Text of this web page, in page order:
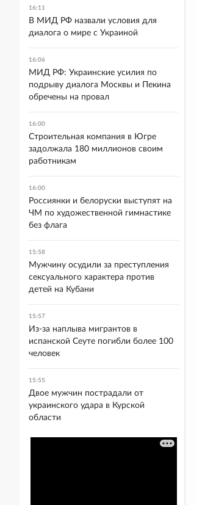
16:11
В МИД РФ назвали условия для
диалога о мире с Украиной
16:06
МИД РФ: Украинские усилия по
подрыву диалога Москвы и Пекина
обречены на провал
16:00
Строительная компания в Югре
задолжала 180 миллионов своим
работникам
16:00
Россиянки и белоруски выступят на
ЧМ по художественной гимнастике
без флага
15:58
Мужчину осудили за преступления
сексуального характера против
детей на Кубани
15:57
Из-за наплыва мигрантов в
испанской Сеуте погибли более 100
человек
15:55
Двое мужчин пострадали от
украинского удара в Курской
области